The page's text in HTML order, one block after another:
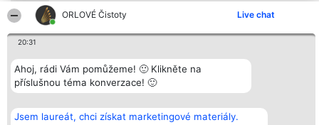
ORLOVÉ Čistoty Live chat
20:31
Ahoj, rádi Vám pomůžeme! 🙂 Klikněte na
příslušnou téma konverzace! 🙂
Jsem laureát, chci získat marketingové materiály.
9.9
Organizátor hlasování
Bright Side Solutions sp. z o.
o. sp. k.
ul. Ruska 22
KRS 0000749100 | Regon
Plebiscyt
Vítězové
Seznam všech
laureátů
Pravidla
Kontakt